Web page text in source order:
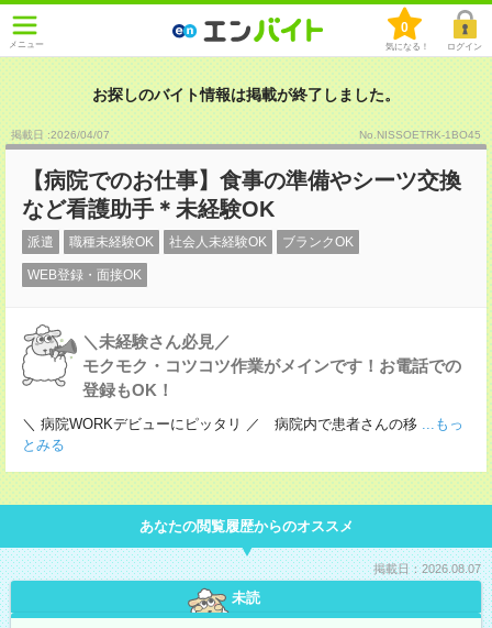
メニュー
0
気になる！ ログイン
お探しのバイト情報は掲載が終了しました。
掲載日 :2026/04/07 No.NISSOETRK-1BO45
【病院でのお仕事】食事の準備やシーツ交換
など看護助手＊未経験OK
派遣 職種未経験OK 社会人未経験OK ブランクOK
WEB登録・面接OK
＼未経験さん必見／
モクモク・コツコツ作業がメインです！お電話での
登録もOK！
＼ 病院WORKデビューにピッタリ ／ 病院内で患者さんの移 ...もっ
とみる
あなたの閲覧履歴からのオススメ
掲載日：2026.08.07
未読